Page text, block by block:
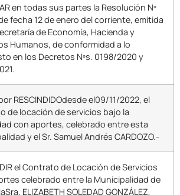
en todas sus partes la Resolución Nº
fecha 12 de enero del corriente, emitida
de Economía, Hacienda y
Humanos, de conformidad a lo
en los Decretos Nºs. 0198/2020 y
RESCINDIDOdesde el09/11/2022, el
de locación de servicios bajo la
con aportes, celebrado entre esta
y el Sr. Samuel Andrés CARDOZO.-
el Contrato de Locación de Servicios
celebrado entre la Municipalidad de
ELIZABETH SOLEDAD GONZÁLEZ,